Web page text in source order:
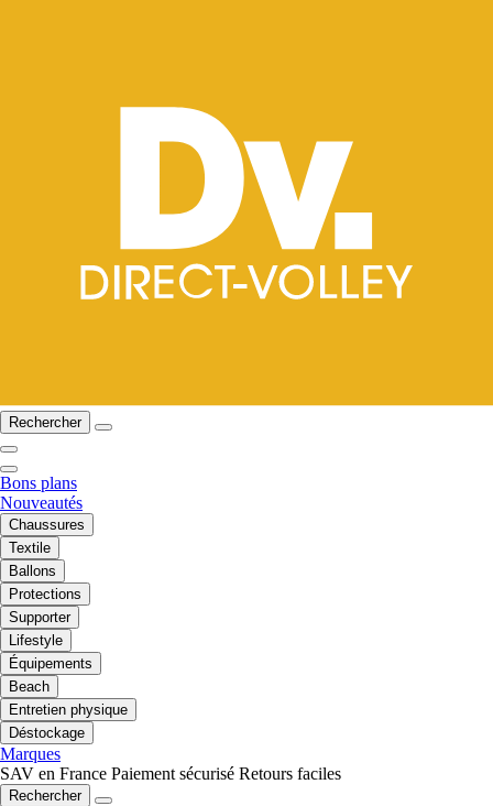
Rechercher
Bons plans
Nouveautés
Chaussures
Textile
Ballons
Protections
Supporter
Lifestyle
Équipements
Beach
Entretien physique
Déstockage
Marques
SAV en France Paiement sécurisé Retours faciles
Rechercher